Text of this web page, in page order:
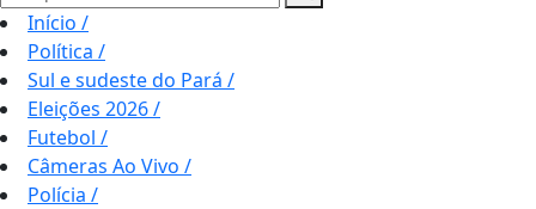
Início /
Política /
Sul e sudeste do Pará /
Eleições 2026/
Futebol /
Câmeras Ao Vivo /
Polícia /